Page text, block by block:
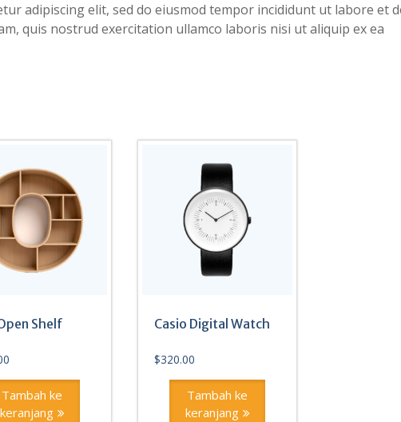
adipiscing elit, sed do eiusmod tempor incididunt ut labore et
quis nostrud exercitation ullamco laboris nisi ut aliquip ex ea
Shelf
Tambah ke
keranjang
Casio Digital Watch
$320.00
Tambah ke
keranjang